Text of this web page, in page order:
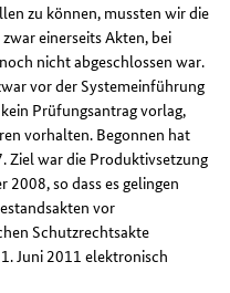
zu können, mussten wir die
einerseits Akten, bei
nicht abgeschlossen war.
vor der Systemeinführung
Prüfungsantrag vorlag,
vorhalten. Begonnen hat
Ziel war die Produktivsetzung
2008, so dass es gelingen
vor
Schutzrechtsakte
Juni 2011 elektronisch